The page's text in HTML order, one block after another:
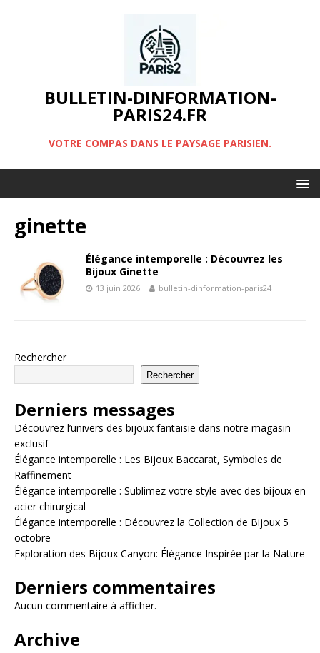
BULLETIN-DINFORMATION-
PARIS24.FR
VOTRE COMPAS DANS LE PAYSAGE PARISIEN.
ginette
Élégance intemporelle : Découvrez les
Bijoux Ginette
13 juin 2026 bulletin-dinformation-paris24
Rechercher
Rechercher
Derniers messages
Découvrez l’univers des bijoux fantaisie dans notre magasin
exclusif
Élégance intemporelle : Les Bijoux Baccarat, Symboles de
Raffinement
Élégance intemporelle : Sublimez votre style avec des bijoux en
acier chirurgical
Élégance intemporelle : Découvrez la Collection de Bijoux 5
octobre
Exploration des Bijoux Canyon: Élégance Inspirée par la Nature
Derniers commentaires
Aucun commentaire à afficher.
Archive